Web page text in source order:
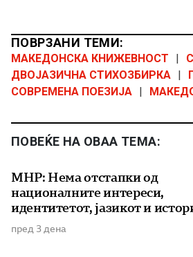
ПОВРЗАНИ ТЕМИ:
МАКЕДОНСКА КНИЖЕВНОСТ
ДВОЈАЗИЧНА СТИХОЗБИРКА
СОВРЕМЕНА ПОЕЗИЈА
ПОВЕЌЕ НА ОВАА ТЕМА:
МНР: Нема отстапки од
националните интереси,
идентитетот, јазикот и
пред 3 дена